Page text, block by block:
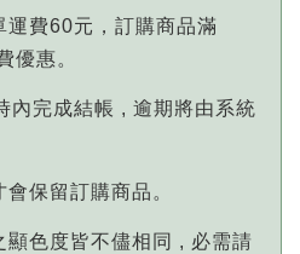
運費60元，訂購商品滿
優惠。
內完成結帳 , 逾期將由系統
保留訂購商品。
顯色度皆不儘相同 , 必需請